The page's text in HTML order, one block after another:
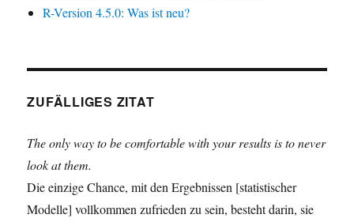
R-Version 4.5.0: Was ist neu?
ZUFÄLLIGES ZITAT
The only way to be comfortable with your results is to never
look at them.
Die einzige Chance, mit den Ergebnissen [statistischer
Modelle] vollkommen zufrieden zu sein, besteht darin, sie